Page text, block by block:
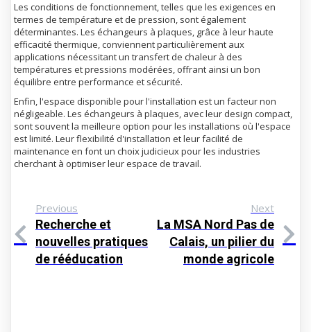
Les conditions de fonctionnement, telles que les exigences en
termes de température et de pression, sont également
déterminantes. Les échangeurs à plaques, grâce à leur haute
efficacité thermique, conviennent particulièrement aux
applications nécessitant un transfert de chaleur à des
températures et pressions modérées, offrant ainsi un bon
équilibre entre performance et sécurité.
Enfin, l'espace disponible pour l'installation est un facteur non
négligeable. Les échangeurs à plaques, avec leur design compact,
sont souvent la meilleure option pour les installations où l'espace
est limité. Leur flexibilité d'installation et leur facilité de
maintenance en font un choix judicieux pour les industries
cherchant à optimiser leur espace de travail.
Previous
Recherche et
nouvelles pratiques
de rééducation
Next
La MSA Nord Pas de
Calais, un pilier du
monde agricole